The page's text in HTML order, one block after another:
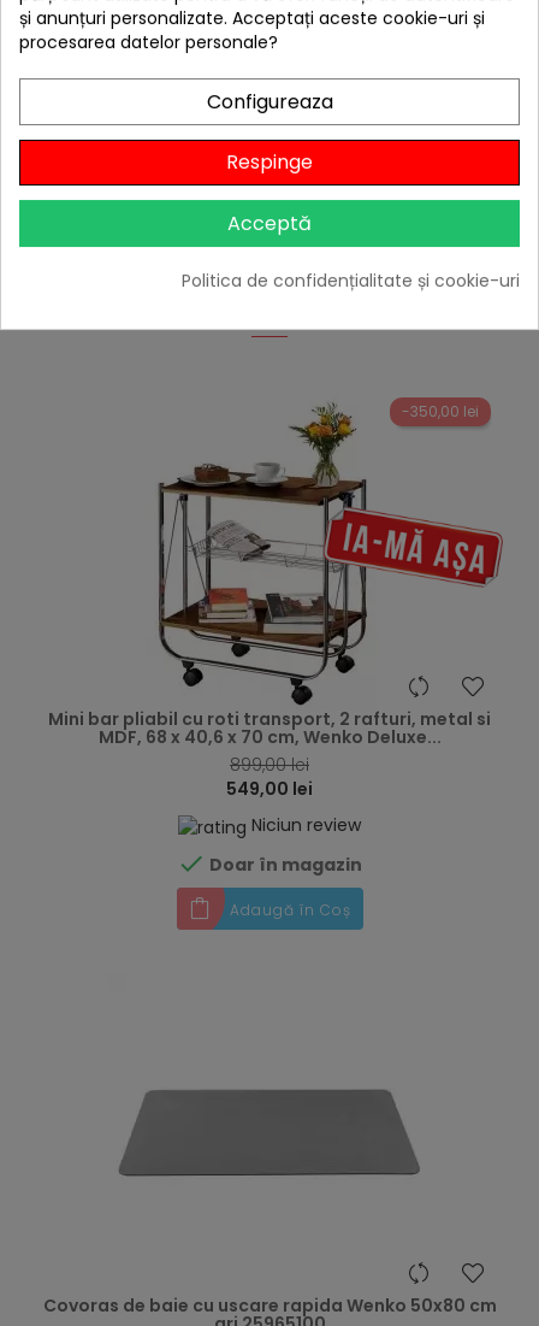
Kitchen 55065100
55,00 lei
Niciun review
În stoc
Adaugă în Coș
4 ALTE PRODUSE IN ACEEASI
-350,00 lei
Mini bar pliabil cu roti transport, 2 rafturi, metal si
MDF, 68 x 40,6 x 70 cm, Wenko Deluxe...
899,00 lei
549,00 lei
Niciun review
 Doar în magazin
Adaugă în Coș
Covoras de baie cu uscare rapida Wenko 50x80 cm
și anunțuri personalizate. Acceptați aceste cookie-uri și
procesarea datelor personale?
Configureaza
Respinge
Acceptă
Politica de confidențialitate și cookie-uri